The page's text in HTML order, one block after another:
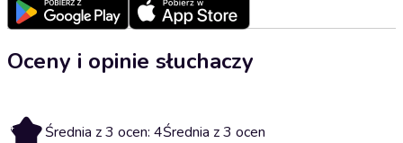
Oceny i opinie słuchaczy
4 Średnia z 3 ocen: 4Średnia z 3 ocen